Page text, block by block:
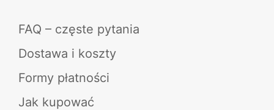
FAQ – częste pytania
Dostawa i koszty
Formy płatności
Jak kupować